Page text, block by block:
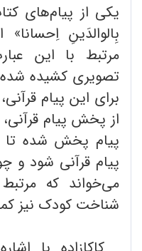
یکی از پیام‌های
بِالوالدَینِ
مرتبط با این
تصویری کشیده
برای این پیام
از پخش پیام
پیام پخش شده تا
پیام قرآنی شود
می‌خواند که
شناخت کودک نیز